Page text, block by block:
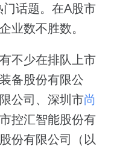
门话题。在A股市
业数不胜数。
不少在排队上市
备股份有限公
公司、深圳市尚
控汇智能股份有
份有限公司（以